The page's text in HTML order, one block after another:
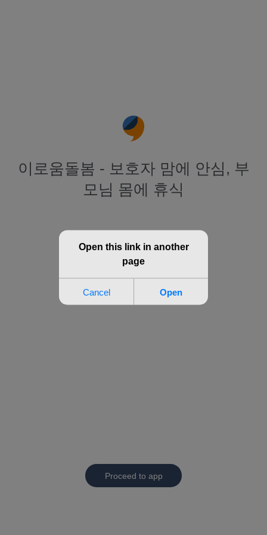
이로움돌봄 - 보호자 맘에 안심, 부
모님 몸에 휴식
Proceed to app